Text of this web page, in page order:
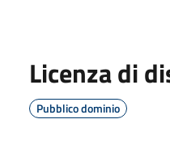
Licenza di
Pubblico dominio